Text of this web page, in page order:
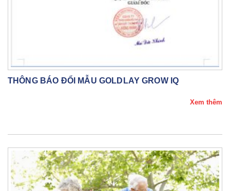
THÔNG BÁO ĐỔI MẪU GOLDLAY GROW IQ
Xem thêm